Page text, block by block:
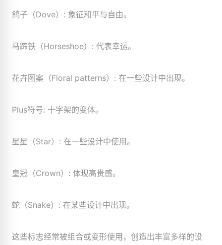
鸽子（Dove）: 象征和平与自由。
马蹄铁（Horseshoe）: 代表幸运。
花卉图案（Floral patterns）: 在一些设计中出现。
Plus符号: 十字架的变体。
星星（Star）: 在一些设计中使用。
皇冠（Crown）: 体现高贵感。
蛇（Snake）: 在某些设计中出现。
这些标志经常被组合或变形使用，创造出丰富多样的设